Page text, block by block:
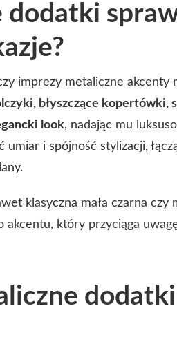
dodatki
imprezy metaliczne akcenty
błyszczące kopertówki,
look, nadając mu
umiar i spójność stylizacji,
klasyczna mała czarna czy
akcentu, który przyciąga